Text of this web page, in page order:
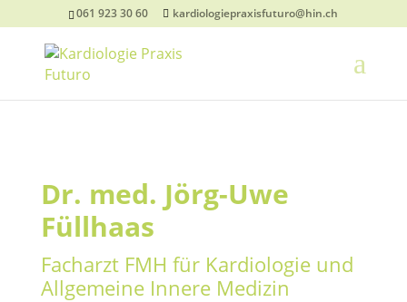
061 923 30 60 kardiologiepraxisfuturo@hin.ch
Dr. med. Jörg-Uwe
Füllhaas
Facharzt FMH für Kardiologie und
Allgemeine Innere Medizin